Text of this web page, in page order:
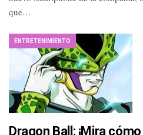
que…
ENTRETENIMIENTO
Dragon Ball: ¡Mira cómo